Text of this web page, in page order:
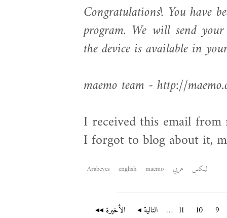
Congratulations! You have
program. We will send
the device is available in
maemo team - http://
I received this email from
I forgot to blog about it,
Arabeyes english maemo عربي لينكس
9
10
11
… التالية ◂ الأخيرة ◂◂